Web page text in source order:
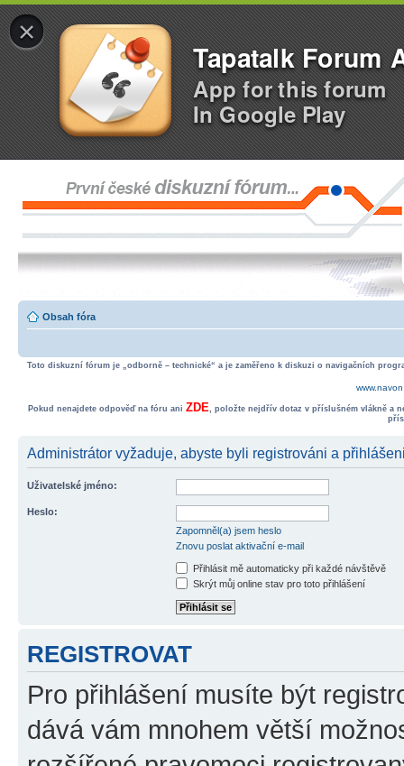
×
Tapatalk Forum
App for this forum
In Google Play
Obsah fóra
Toto diskuzní fórum je „odborně – technické“ a je zaměřeno k diskuzi o navigačních
Pokud nenajdete odpověď na fóru ani ZDE, položte nejdřív dotaz v příslušném vlákně a
Administrátor vyžaduje, abyste byli registrováni a
Uživatelské jméno:
Heslo:
Zapomněl(a) jsem heslo
Znovu poslat aktivační e-mail
Přihlásit mě automaticky při každé návštěvě
Skrýt můj online stav pro toto přihlášení
REGISTROVAT
Pro přihlášení musíte být
dává vám mnohem větší